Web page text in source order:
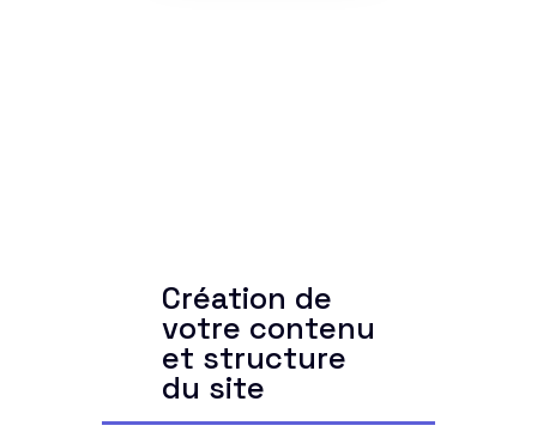
Création de
votre contenu
et structure
du site